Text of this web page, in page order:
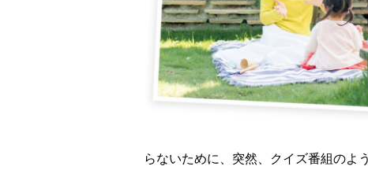
らないために、突然、クイズ番組の